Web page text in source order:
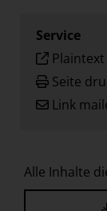
Service
Plaintext
Seite
Link
Alle Inhalte